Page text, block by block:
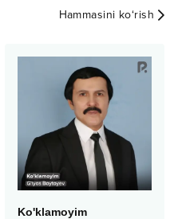
Hammasini ko‘rish
Ko'klamoyim